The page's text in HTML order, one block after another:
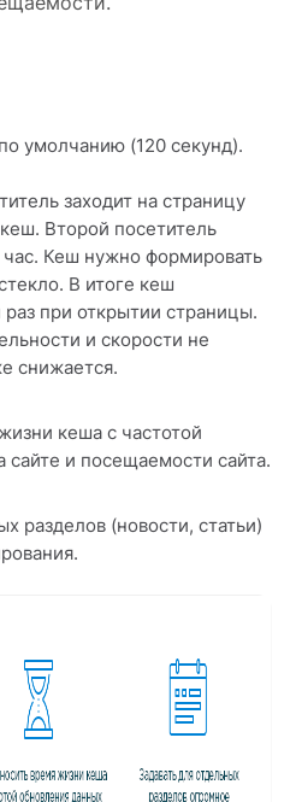
умолчанию (120 секунд).
заходит на страницу
Второй посетитель
час. Кеш нужно формировать
В итоге кеш
при открытии страницы.
и скорости не
снижается.
кеша с частотой
сайте и посещаемости сайта.
разделов (новости, статьи)